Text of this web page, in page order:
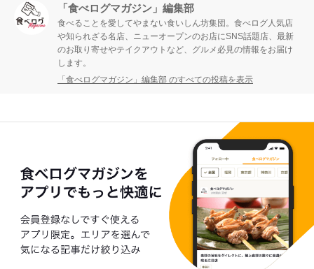
「食べログマガジン」編集部
食べることを愛してやまない食いしん坊集団。食べログ人気店
や知られざる名店、ニューオープンのお店にSNS話題店、最新
のお取り寄せやテイクアウトなど、グルメ必見の情報をお届け
します。
「食べログマガジン」編集部 のすべての投稿を表示